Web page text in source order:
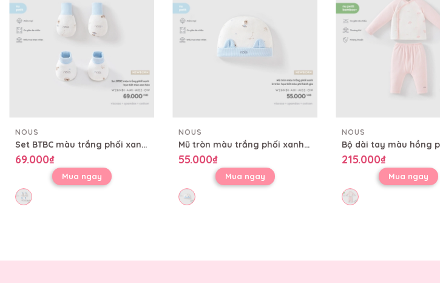
NOUS
Set BTBC màu trắng phối xanh họa tiết mèo sao hỏa
69.000₫
Mua ngay
NOUS
Mũ tròn màu trắng phối xanh in tràn họa tiết mèo phi hành gia
55.000₫
Mua ngay
NOUS
215.000₫
Mua ngay